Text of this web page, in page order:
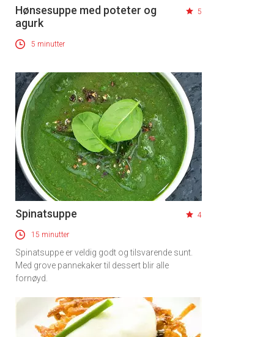
Hønsesuppe med poteter og
agurk
5
5 minutter
Spinatsuppe 4
15 minutter
Spinatsuppe er veldig godt og tilsvarende sunt.
Med grove pannekaker til dessert blir alle
fornøyd.